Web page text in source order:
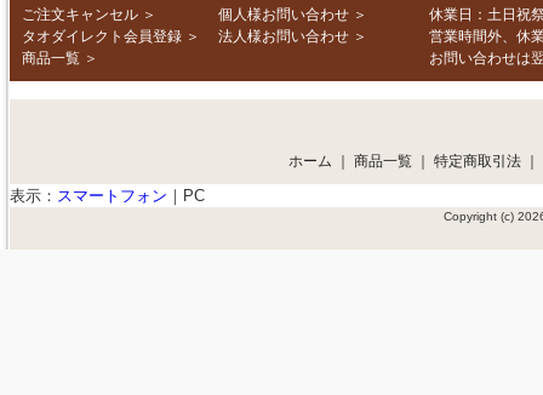
ご注文キャンセル ＞
タオダイレクト会員登録 ＞
商品一覧 ＞
個人様お問い合わせ ＞
法人様お問い合わせ ＞
休業日：土日祝
営業時間外、休
お問い合わせは
ホーム 商品一覧 特定商取引法
表示： スマートフォン ｜ PC
Copyright (c)